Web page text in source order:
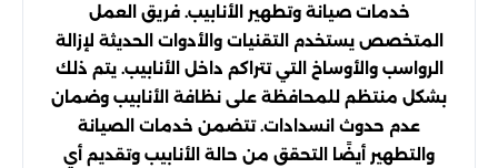
خدمات صيانة وتطهير الأنابيب. فريق العمل
المتخصص يستخدم التقنيات والأدوات الحديثة لإزالة
الرواسب والأوساخ التي تتراكم داخل الأنابيب. يتم ذلك
بشكل منتظم للمحافظة على نظافة الأنابيب وضمان
عدم حدوث انسدادات. تتضمن خدمات الصيانة
والتطهير أيضًا التحقق من حالة الأنابيب وتقديم أي